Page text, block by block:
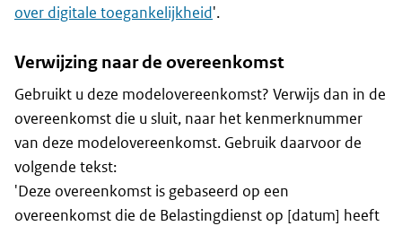
over digitale toegankelijkheid'.
Verwijzing naar de overeenkomst
Gebruikt u deze modelovereenkomst? Verwijs dan in de
overeenkomst die u sluit, naar het kenmerknummer
van deze modelovereenkomst. Gebruik daarvoor de
volgende tekst:
'Deze overeenkomst is gebaseerd op een
overeenkomst die de Belastingdienst op [datum] heeft